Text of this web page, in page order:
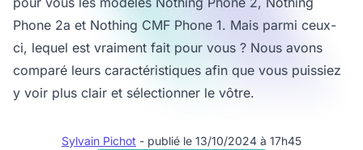
Phone 2a et Nothing CMF Phone 1. Mais parmi ceux-
ci, lequel est vraiment fait pour vous ? Nous avons
comparé leurs caractéristiques afin que vous puissiez
y voir plus clair et sélectionner le vôtre.
Sylvain Pichot - publié le 13/10/2024 à 17h45